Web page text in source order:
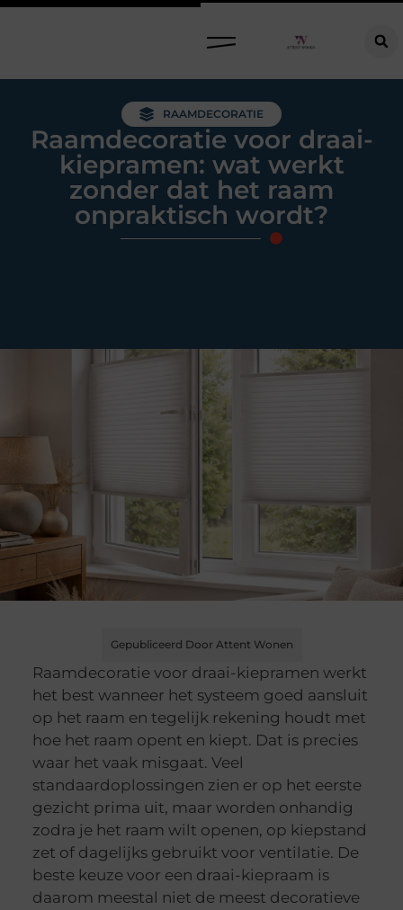
RAAMDECORATIE
Raamdecoratie voor draai-
kiepramen: wat werkt
zonder dat het raam
onpraktisch wordt?
Gepubliceerd Door Attent Wonen
Raamdecoratie voor draai-kiepramen werkt
het best wanneer het systeem goed aansluit
op het raam en tegelijk rekening houdt met
hoe het raam opent en kiept. Dat is precies
waar het vaak misgaat. Veel
standaardoplossingen zien er op het eerste
gezicht prima uit, maar worden onhandig
zodra je het raam wilt openen, op kiepstand
zet of dagelijks gebruikt voor ventilatie. De
beste keuze voor een draai-kiepraam is
daarom meestal niet de meest decoratieve